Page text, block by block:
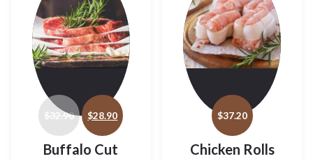
$32.90
Original
price
was:
$32.90.
$28.90 price
Buffalo Cut
$37.20
Chicken Rolls